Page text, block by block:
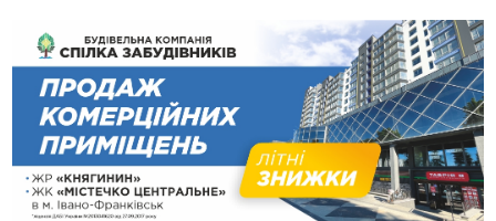
10:43
За змову на тендері для Долинської лікарні двох
підприємців оштрафували на 272 тисячі гривень
10:09
Яремчанський суд виніс вирок чоловіку, який у Буковелі
вкрав із супермаркету пляшку віскі за 8,5 тисяч
09:53
В урочищі біля Галича археологи відкопали давньоруську
вагову гирку XII–XIII століть
09:39
У Франківську медики провели серію складних операцій
на аорті